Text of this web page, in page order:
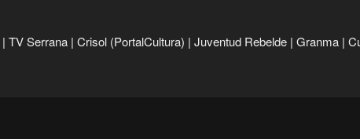
| TV Serrana | Crisol (PortalCultura) | Juventud Rebelde | Granma |